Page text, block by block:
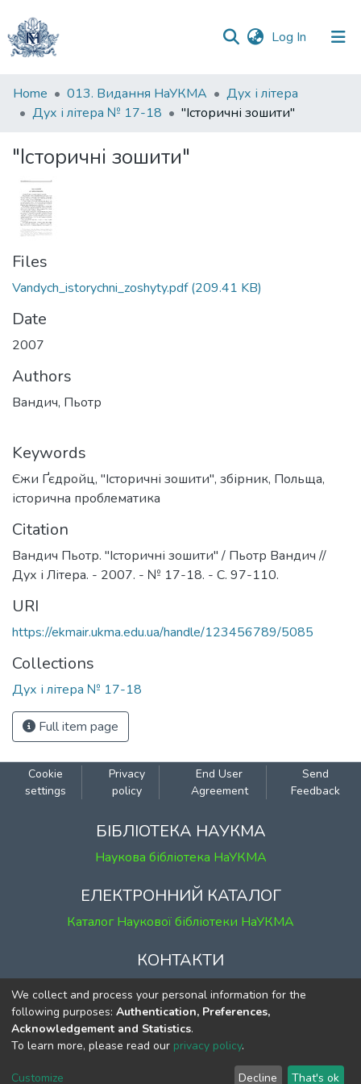
Log In (current)
Communities
&
All of DSpace
Statistics
Home 013. Видання НаУКМА
Дух і літера
Дух і літера № 17-18
"Історичні зошити"
"Історичні зошити"
Files
Vandych_istorychni_zoshyty.pdf(209.41 KB)
Date
2007
Authors
Вандич, Пьотр
Keywords
Єжи Ґєдройц, "Історичні зошити", збірник, Польща,
історична проблематика
Citation
Вандич Пьотр. "Історичні зошити" / Пьотр Вандич //
Дух і Літера. - 2007. - № 17-18. - C. 97-110.
URI
https://ekmair.ukma.edu.ua/handle/123456789/5085
Collections
Дух і літера № 17-18
Full item page
Cookie
settings
Privacy
policy
End User
Agreement
Send
Feedback
БІБЛІОТЕКА НАУКМА
Наукова бібліотека НаУКМА
ЕЛЕКТРОННИЙ КАТАЛОГ
Каталог Наукової бібліотеки НаУКМА
КОНТАКТИ
м. Київ, вул. Григорія Сковороди, 2
к. 1, к. 120
тел. (044) 463-69-31
ekmair@ukma.edu.ua
We collect and process your personal information for the
following purposes: Authentication, Preferences,
Acknowledgement and Statistics.
To learn more, please read our privacy policy.
Customize Decline That's ok